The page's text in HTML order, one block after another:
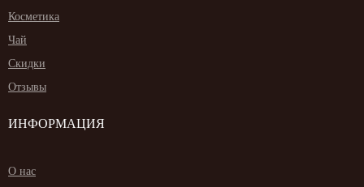
Косметика
Чай
Скидки
Отзывы
ИНФОРМАЦИЯ
О нас